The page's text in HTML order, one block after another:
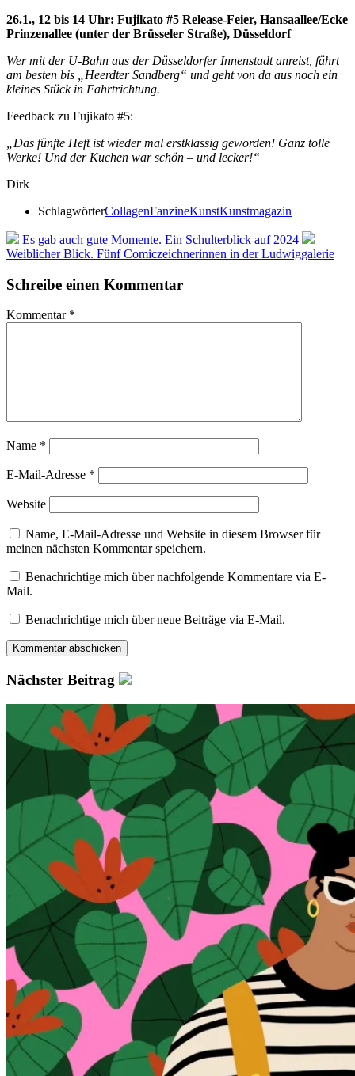
26.1., 12 bis 14 Uhr: Fujikato #5 Release-Feier, Hansaallee/Ecke
Prinzenallee (unter der Brüsseler Straße), Düsseldorf
Wer mit der U-Bahn aus der Düsseldorfer Innenstadt anreist, fährt
am besten bis „Heerdter Sandberg“ und geht von da aus noch ein
kleines Stück in Fahrtrichtung.
Feedback zu Fujikato #5:
„Das fünfte Heft ist wieder mal erstklassig geworden! Ganz tolle
Werke! Und der Kuchen war schön – und lecker!“
Dirk
SchlagwörterCollagenFanzineKunstKunstmagazin
Es gab auch gute Momente. Ein Schulterblick auf 2024
Weiblicher Blick. Fünf Comiczeichnerinnen in der Ludwiggalerie
Schreibe einen Kommentar
Kommentar *
Name *
E-Mail-Adresse *
Website
Name, E-Mail-Adresse und Website in diesem Browser für
meinen nächsten Kommentar speichern.
Benachrichtige mich über nachfolgende Kommentare via E-
Mail.
Benachrichtige mich über neue Beiträge via E-Mail.
Nächster Beitrag